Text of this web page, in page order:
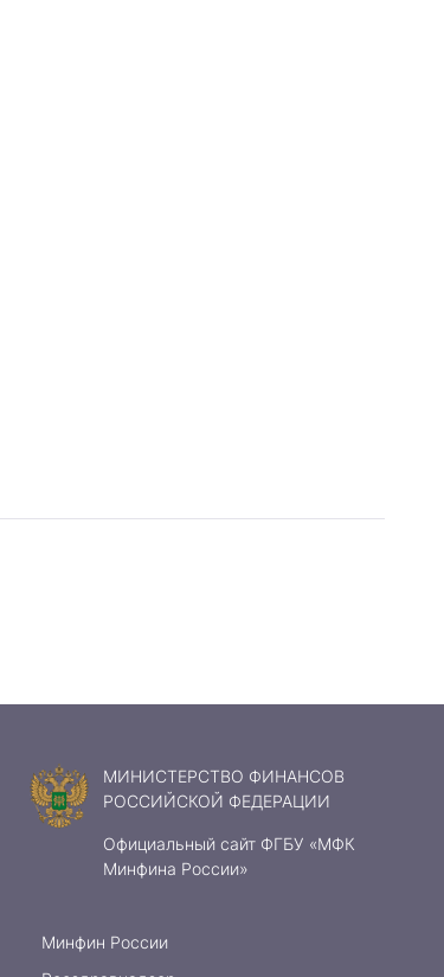
МИНИСТЕРСТВО ФИНАНСОВ
РОССИЙСКОЙ ФЕДЕРАЦИИ
Официальный сайт ФГБУ «МФК
Минфина России»
Минфин России